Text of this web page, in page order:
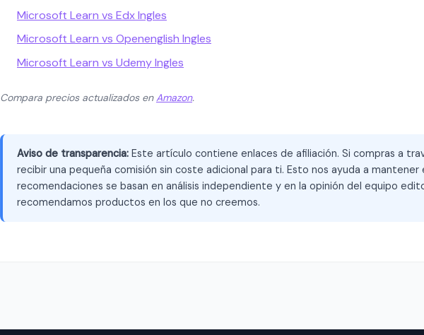
Microsoft Learn vs Edx Ingles
Microsoft Learn vs Openenglish Ingles
Microsoft Learn vs Udemy Ingles
Compara precios actualizados en Amazon.
Aviso de transparencia: Este artículo contiene enlaces de afiliación. Si compras a
recibir una pequeña comisión sin coste adicional para ti. Esto nos ayuda a mantener
recomendaciones se basan en análisis independiente y en la opinión del equipo
recomendamos productos en los que no creemos.